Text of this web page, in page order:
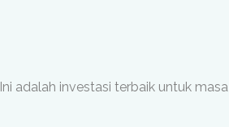
adalah investasi terbaik untuk masa